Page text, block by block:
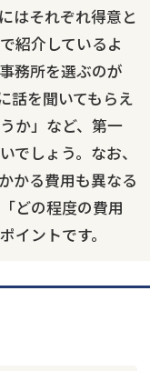
はそれぞれ得意と
紹介しているよ
務所を選ぶのが
話を聞いてもらえ
か」など、第一
でしょう。なお、
かる費用も異なる
どの程度の費用
イントです。